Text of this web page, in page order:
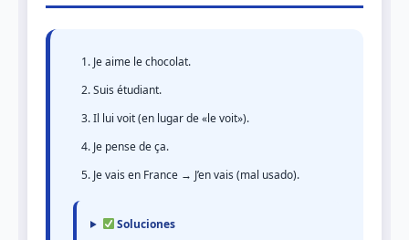
Je aime le chocolat.
Suis étudiant.
Il lui voit (en lugar de «le voit»).
Je pense de ça.
Je vais en France → J’en vais (mal usado).
Soluciones